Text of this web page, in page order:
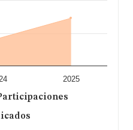
los 16 años desde la
de Pinchos
y explotación de
hoteles, pizzerias y
relacionado con la
ha
2025